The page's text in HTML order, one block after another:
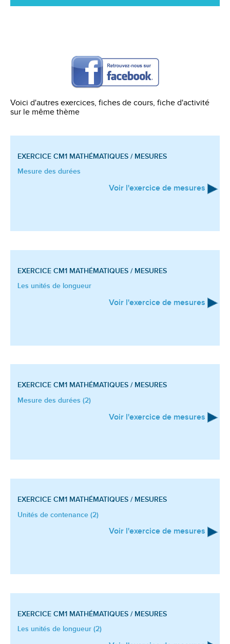
Voici d'autres exercices, fiches de cours, fiche d'activité
sur le même thème
EXERCICE CM1 MATHÉMATIQUES / MESURES
Mesure des durées
Voir l'exercice de mesures
EXERCICE CM1 MATHÉMATIQUES / MESURES
Les unités de longueur
Voir l'exercice de mesures
EXERCICE CM1 MATHÉMATIQUES / MESURES
Mesure des durées (2)
Voir l'exercice de mesures
EXERCICE CM1 MATHÉMATIQUES / MESURES
Unités de contenance (2)
Voir l'exercice de mesures
EXERCICE CM1 MATHÉMATIQUES / MESURES
Les unités de longueur (2)